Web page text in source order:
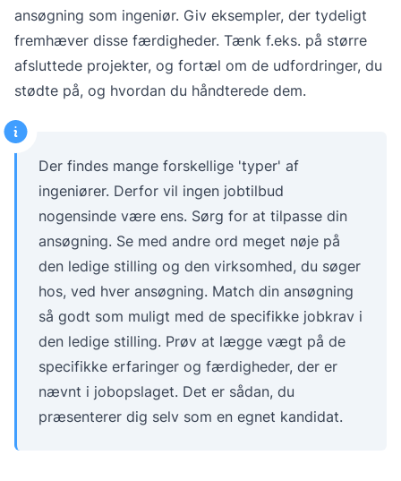
ansøgning som ingeniør. Giv eksempler, der tydeligt
fremhæver disse færdigheder. Tænk f.eks. på større
afsluttede projekter, og fortæl om de udfordringer, du
stødte på, og hvordan du håndterede dem.
Der findes mange forskellige 'typer' af
ingeniører. Derfor vil ingen jobtilbud
nogensinde være ens. Sørg for at tilpasse din
ansøgning. Se med andre ord meget nøje på
den ledige stilling og den virksomhed, du søger
hos, ved hver ansøgning. Match din ansøgning
så godt som muligt med de specifikke jobkrav i
den ledige stilling. Prøv at lægge vægt på de
specifikke erfaringer og færdigheder, der er
nævnt i jobopslaget. Det er sådan, du
præsenterer dig selv som en egnet kandidat.